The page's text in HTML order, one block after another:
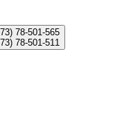
78-501-565
78-501-511